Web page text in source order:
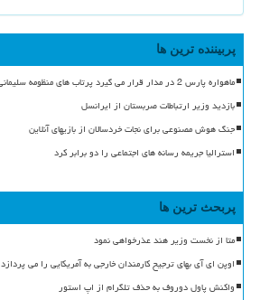
پربیننده ترین ها
ماهواره پارس 2 در مدار قرار می گیرد پرتاب های منظومه سلیمانی در1405
بازدید وزیر ارتباطات صربستان از ایرانسل
جنگ هوش مصنوعی برای نجات خردسالان از بازیهای آنلاین
استرالیا جریمه رسانه های اجتماعی را دو برابر کرد
پربحث ترین ها
متا از نخست وزیر هند عذرخواهی نمود
اوپن ای آی بهای ترجیح کارمندان خارجی به آمریکایی را می پردازد
واکنش پاول دوروف به حذف تلگرام از اپ استور